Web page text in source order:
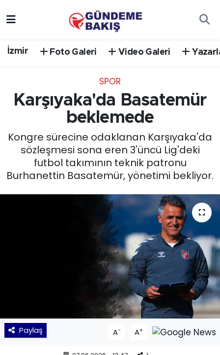
İzmir Foto Galeri Video Galeri
SPOR
Karşıyaka'da Basatemür
beklemede
Kongre sürecine odaklanan Karşıyaka'da
sözleşmesi sona eren 3'üncü Lig'deki
futbol takımının teknik patronu
Burhanettin Basatemür, yönetimi bekliyor.
Paylaş A- A+
EĞİTİM
EKONOMİ
Siyaset
Süper Lig Puan Durumu ve Fikstür
Tüm Manşetler
Son Dakika Haberleri